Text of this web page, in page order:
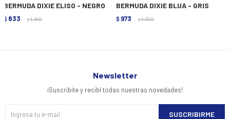
BERMUDA DIXIE ELISO - NEGRO
$ 833 $ 1.190
BERMUDA DIXIE BLUA - GRIS
$ 973 $ 1.390
Newsletter
¡Suscribite y recibí todas nuestras novedades!
SUSCRIBIRME